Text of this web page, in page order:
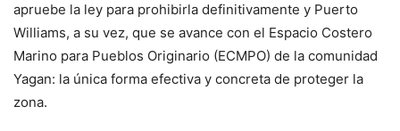
apruebe la ley para prohibirla definitivamente y Puerto
Williams, a su vez, que se avance con el Espacio Costero
Marino para Pueblos Originario (ECMPO) de la comunidad
Yagan: la única forma efectiva y concreta de proteger la
zona.